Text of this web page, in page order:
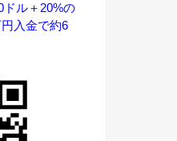
ドル＋20%の
入金で約6